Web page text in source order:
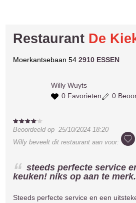
Restaurant De
Moerkantsebaan 542910 ESSEN
Willy Wuyts
0 Favorieten
0
Beoordeeld op25/10/2024 18:20
Willy beveelt dit restaurant aan voor:
steeds perfecte service
keuken! niks op aan te
Steeds perfecte service en een